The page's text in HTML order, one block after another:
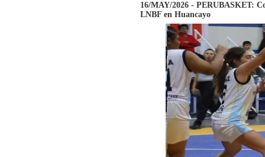
16/MAY/2026 - PERUBASKET:
LNBF en Huancayo